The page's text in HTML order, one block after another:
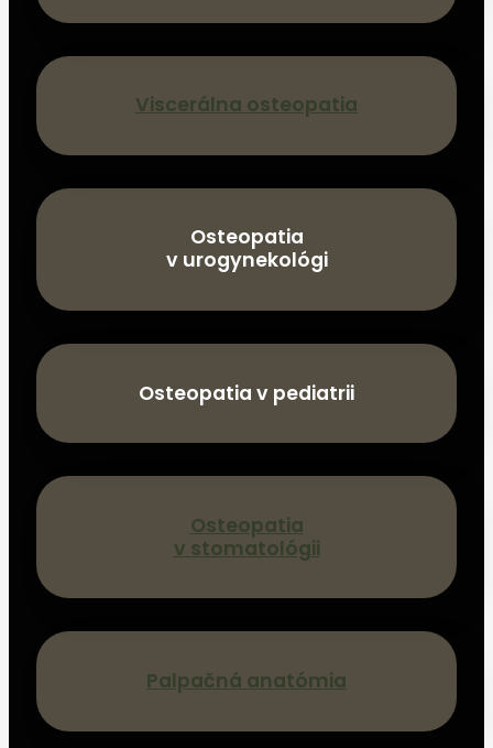
Viscerálna osteopatia
Osteopatia
v urogynekológi
Osteopatia v pediatrii
Osteopatia
v stomatológii
Palpačná anatómia